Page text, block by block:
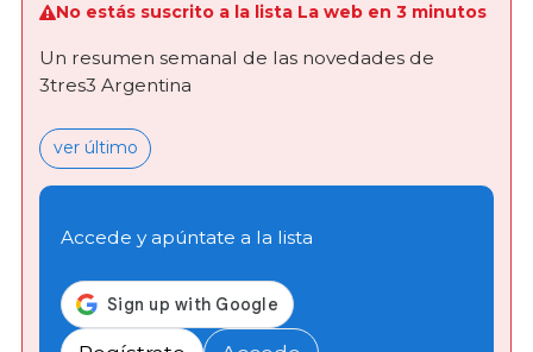
No estás suscrito a la lista La web en 3 minutos
Un resumen semanal de las novedades de
3tres3 Argentina
ver último
Accede y apúntate a la lista